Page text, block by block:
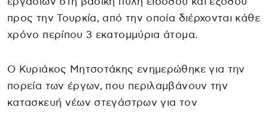
προς την Τουρκία, από την οποία διέρχονται κάθε
χρόνο περίπου 3 εκατομμύρια άτομα.
Ο Κυριάκος Μητσοτάκης ενημερώθηκε για την
πορεία των έργων, που περιλαμβάνουν την
κατασκευή νέων στεγάστρων για τον